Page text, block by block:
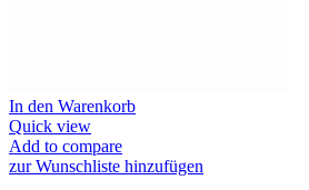
In den Warenkorb
Quick view
Add to compare
zur Wunschliste hinzufügen